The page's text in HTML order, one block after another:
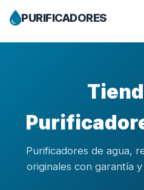
PURIFICADORES
Purificadores de agua,
originales con garantía